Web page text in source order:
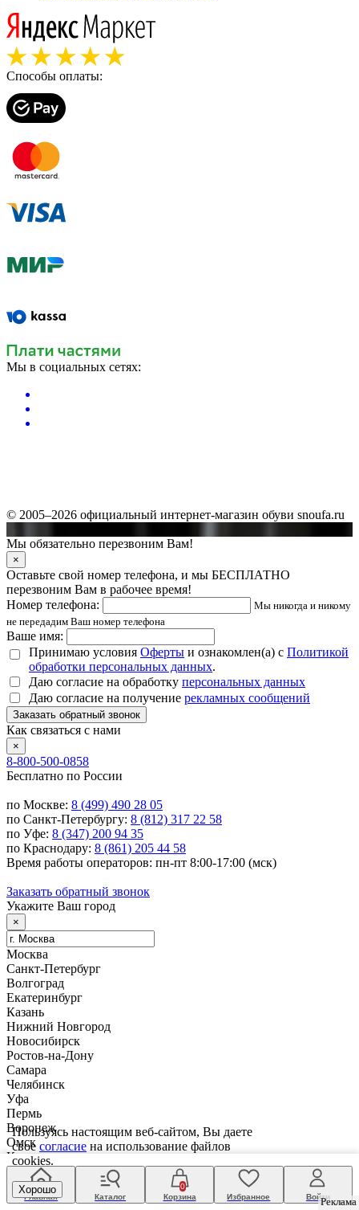
Реклама
Реклама
Способы оплаты:
Мы в социальных сетях:
Главная Каталог
0
Корзина
Избранное Войти
© 2005–2026 официальный интернет-магазин обуви snoufa.ru
Пользуясь настоящим веб-сайтом, Вы даете
свое согласие на использование файлов
cookies.
Хорошо
Мы обязательно перезвоним Вам!
×
Оставьте свой номер телефона, и мы БЕСПЛАТНО
перезвоним Вам в рабочее время!
Номер телефона:
Мы никогда и никому
не передадим Ваш номер телефона
Ваше имя:
Принимаю условия Оферты и ознакомлен(а) с Политикой
обработки персональных данных.
Даю согласие на обработку персональных данных
Даю согласие на получение рекламных сообщений
Заказать обратный звонок
Как связаться с нами
×
8-800-500-0858
Бесплатно по России
по Москве: 8 (499) 490 28 05
по Санкт-Петербургу: 8 (812) 317 22 58
по Уфе: 8 (347) 200 94 35
по Краснодару: 8 (861) 205 44 58
Время работы операторов: пн-пт 8:00-17:00 (мск)
Заказать обратный звонок
Укажите Ваш город
×
Москва
Санкт-Петербург
Волгоград
Екатеринбург
Казань
Нижний Новгород
Новосибирск
Ростов-на-Дону
Самара
Челябинск
Уфа
Пермь
Воронеж
Омск
Краснодар
Саратов
Тюмень
Барнаул